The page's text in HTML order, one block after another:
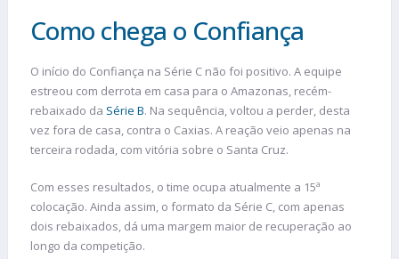
Como chega o Confiança
O início do Confiança na Série C não foi positivo. A equipe
estreou com derrota em casa para o Amazonas, recém-
rebaixado da Série B. Na sequência, voltou a perder, desta
vez fora de casa, contra o Caxias. A reação veio apenas na
terceira rodada, com vitória sobre o Santa Cruz.
Com esses resultados, o time ocupa atualmente a 15ª
colocação. Ainda assim, o formato da Série C, com apenas
dois rebaixados, dá uma margem maior de recuperação ao
longo da competição.